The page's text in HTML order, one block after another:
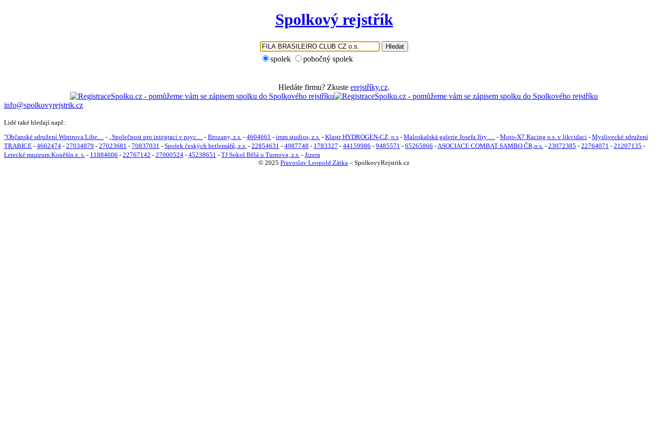
Spolkový rejstřík
Hledat
spolek pobočný spolek
Hledáte firmu? Zkuste erejstříky.cz.
info@spolkovyrejstrik.cz
Lidé také hledají např.:
"Občanské sdružení Wintrova Libe… - „Společnost pro integraci v psyc… - Brozany, z.s. - 4604661 - imm studios, z.s. - Klastr HYDROGEN-CZ, o.s - Maloskalská galerie Josefa Jíry … - Moto-X7 Racing o.s. v likvidaci - Myslivecké sdružení
TRABICE - 4662474 - 27034879 - 27023681 - 70837031 - Spolek českých betlemářů, z.s. - 22854631 - 4987748 - 1783327 - 44159986 - 9485571 - 65265866 -ASOCIACE COMBAT SAMBO ČR,o.s. - 23072385 - 22764071 - 21207135 -
Letecké muzeum Koněšín z. s. - 11884606 - 22767142 - 27000524 - 45238651 - TJ Sokol Bělá u Turnova, z.s. - Jizera
© 2025 Pravoslav Leopold Zátka – SpolkovyRejstrik.cz